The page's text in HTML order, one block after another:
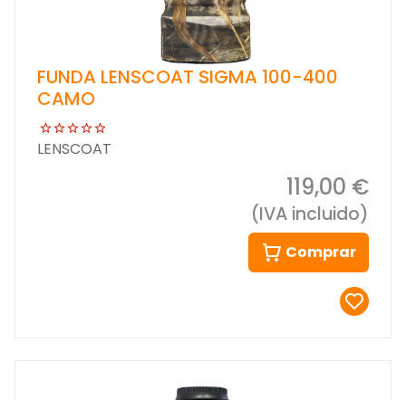
FUNDA LENSCOAT SIGMA 100-400
CAMO
LENSCOAT
119,00 €
(IVA incluido)
Comprar